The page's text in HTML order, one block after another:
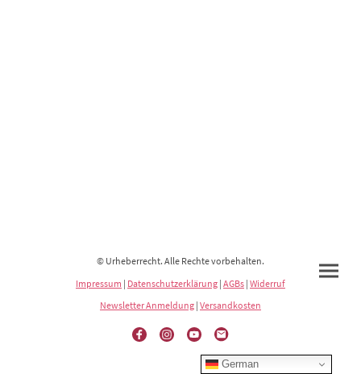
© Urheberrecht. Alle Rechte vorbehalten.
Impressum | Datenschutzerklärung | AGBs | Widerruf
Newsletter Anmeldung | Versandkosten
German